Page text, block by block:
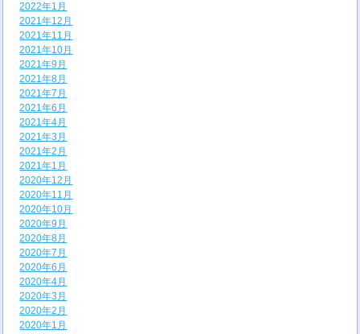
2022年1月
2021年12月
2021年11月
2021年10月
2021年9月
2021年8月
2021年7月
2021年6月
2021年4月
2021年3月
2021年2月
2021年1月
2020年12月
2020年11月
2020年10月
2020年9月
2020年8月
2020年7月
2020年6月
2020年4月
2020年3月
2020年2月
2020年1月